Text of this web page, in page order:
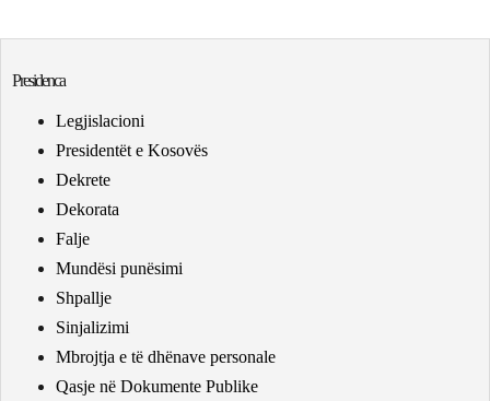
Presidenca
Legjislacioni
Presidentët e Kosovës
Dekrete
Dekorata
Falje
Mundësi punësimi
Shpallje
Sinjalizimi
Mbrojtja e të dhënave personale
Qasje në Dokumente Publike